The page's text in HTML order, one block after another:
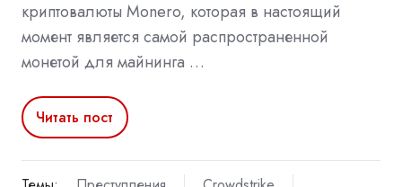
криптовалюты Monero, которая в настоящий
момент является самой распространенной
монетой для майнинга …
Читать пост